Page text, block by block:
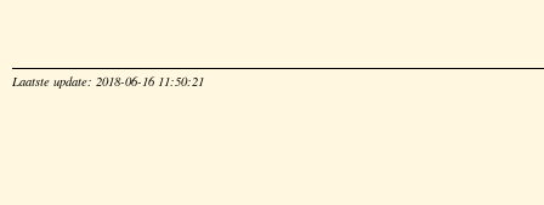
Laatste update: 2018-06-16 11:50:21